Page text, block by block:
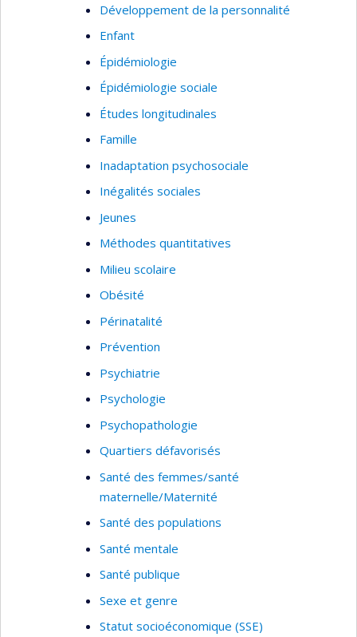
Développement de la personnalité
Enfant
Épidémiologie
Épidémiologie sociale
Études longitudinales
Famille
Inadaptation psychosociale
Inégalités sociales
Jeunes
Méthodes quantitatives
Milieu scolaire
Obésité
Périnatalité
Prévention
Psychiatrie
Psychologie
Psychopathologie
Quartiers défavorisés
Santé des femmes/santé
maternelle/Maternité
Santé des populations
Santé mentale
Santé publique
Sexe et genre
Statut socioéconomique (SSE)